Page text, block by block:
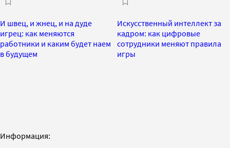
И швец, и жнец, и на дуде
игрец: как меняются
работники и каким будет наем
в будущем
Искусственный интеллект за
кадром: как цифровые
сотрудники меняют правила
игры
Информация: